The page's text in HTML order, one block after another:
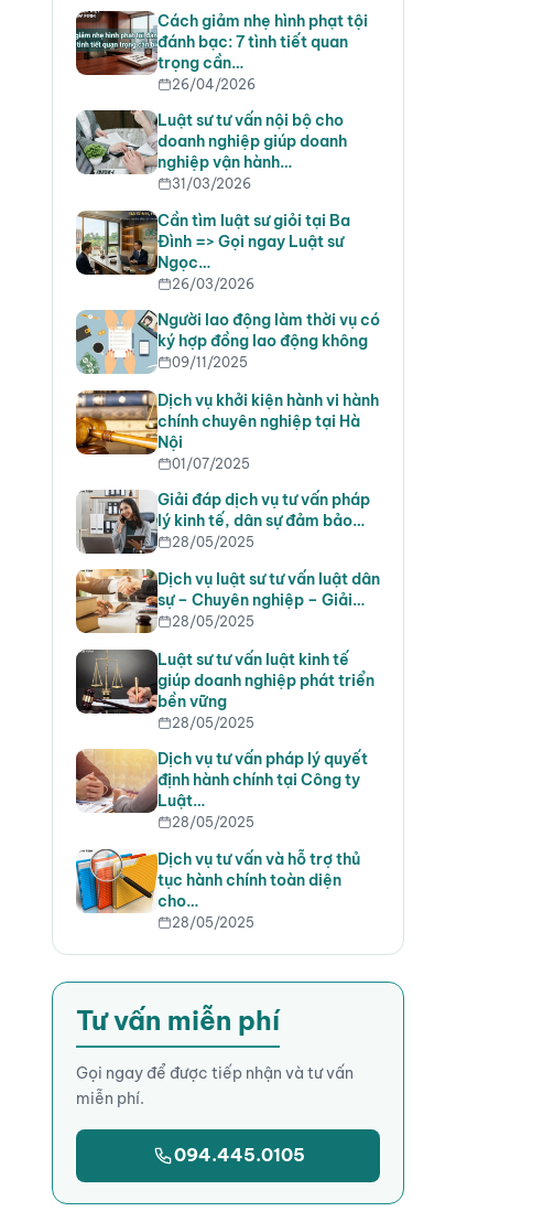
Cách giảm nhẹ hình phạt tội
đánh bạc: 7 tình tiết quan
trọng cần…
26/04/2026
Luật sư tư vấn nội bộ cho
doanh nghiệp giúp doanh
nghiệp vận hành…
31/03/2026
Cần tìm luật sư giỏi tại Ba
Đình => Gọi ngay Luật sư
Ngọc…
26/03/2026
Người lao động làm thời vụ có
ký hợp đồng lao động không
09/11/2025
Dịch vụ khởi kiện hành vi hành
chính chuyên nghiệp tại Hà
Nội
01/07/2025
Giải đáp dịch vụ tư vấn pháp
lý kinh tế, dân sự đảm bảo…
28/05/2025
Dịch vụ luật sư tư vấn luật dân
sự – Chuyên nghiệp – Giải…
28/05/2025
Luật sư tư vấn luật kinh tế
giúp doanh nghiệp phát triển
bền vững
28/05/2025
Dịch vụ tư vấn pháp lý quyết
định hành chính tại Công ty
Luật…
28/05/2025
Dịch vụ tư vấn và hỗ trợ thủ
tục hành chính toàn diện
cho…
28/05/2025
Tư vấn miễn phí
Gọi ngay để được tiếp nhận và tư vấn
miễn phí.
094.445.0105